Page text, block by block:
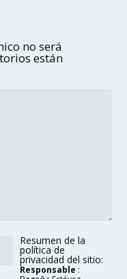
no será
están
Resumen de la
política de
privacidad del sitio:
Responsable :